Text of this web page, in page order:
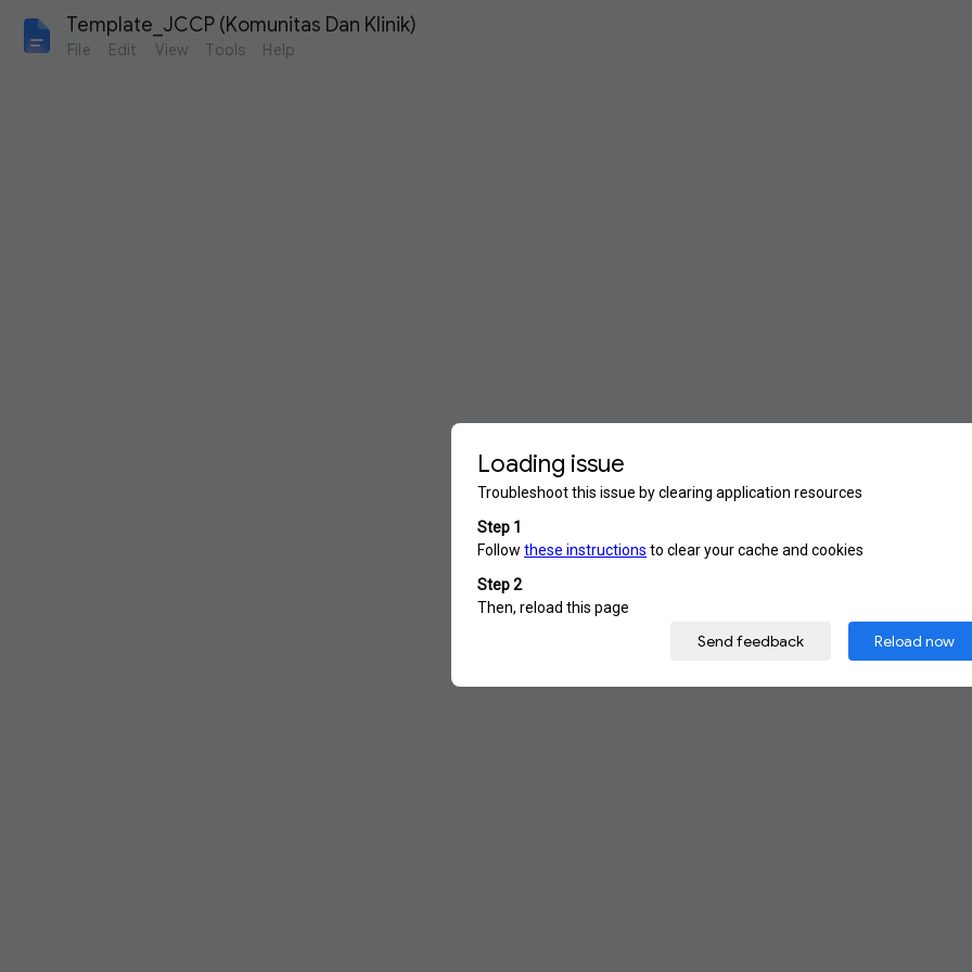
Template_JCCP (Komunitas Dan Klinik)
File Edit View Tools Help